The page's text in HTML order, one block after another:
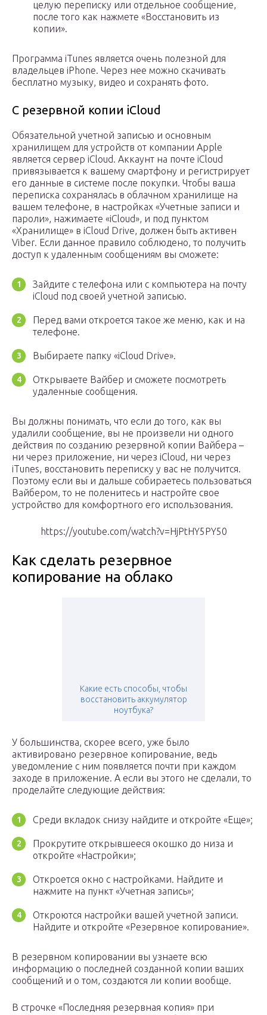
целую переписку или отдельное сообщение,
после того как нажмете «Восстановить из
копии».
Программа iTunes является очень полезной для
владельцев iPhone. Через нее можно скачивать
бесплатно музыку, видео и сохранять фото.
С резервной копии iCloud
Обязательной учетной записью и основным
хранилищем для устройств от компании Apple
является сервер iCloud. Аккаунт на почте iCloud
привязывается к вашему смартфону и регистрирует
его данные в системе после покупки. Чтобы ваша
переписка сохранялась в облачном хранилище на
вашем телефоне, в настройках «Учетные записи и
пароли», нажимаете «iCloud», и под пунктом
«Хранилище» в iCloud Drive, должен быть активен
Viber. Если данное правило соблюдено, то получить
доступ к удаленным сообщениям вы сможете:
Зайдите с телефона или с компьютера на почту
iCloud под своей учетной записью.
Перед вами откроется такое же меню, как и на
телефоне.
Выбираете папку «iCloud Drive».
Открываете Вайбер и сможете посмотреть
удаленные сообщения.
Вы должны понимать, что если до того, как вы
удалили сообщение, вы не произвели ни одного
действия по созданию резервной копии Вайбера –
ни через приложение, ни через iCloud, ни через
iTunes, восстановить переписку у вас не получится.
Поэтому если вы и дальше собираетесь пользоваться
Вайбером, то не поленитесь и настройте свое
устройство для комфортного его использования.
https://youtube.com/watch?v=HjPtHY5PY50
Как сделать резервное
копирование на облако
Какие есть способы, чтобы
восстановить аккумулятор
ноутбука?
У большинства, скорее всего, уже было
активировано резервное копирование, ведь
уведомление с ним появляется почти при каждом
заходе в приложение. А если вы этого не сделали, то
проделайте следующие действия:
Среди вкладок снизу найдите и откройте «Еще»;
Прокрутите открывшееся окошко до низа и
откройте «Настройки»;
Откроется окно с настройками. Найдите и
нажмите на пункт «Учетная запись»;
Откроются настройки вашей учетной записи.
Найдите и откройте «Резервное копирование».
В резервном копировании вы узнаете всю
информацию о последней созданной копии ваших
сообщений и о том, создаются ли копии вообще.
В строчке «Последняя резервная копия» при